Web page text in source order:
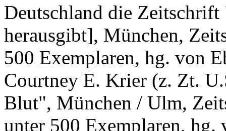
Deutschland die
herausgibt], München,
500 Exemplaren, hg. von
Courtney E. Krier (z. Zt.
Blut", München / Ulm,
unter 500 Exemplaren, hg.